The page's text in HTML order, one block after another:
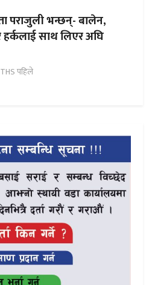
पराजुली भन्छन्- बालेन,
साथ लिएर अघि
पहिले